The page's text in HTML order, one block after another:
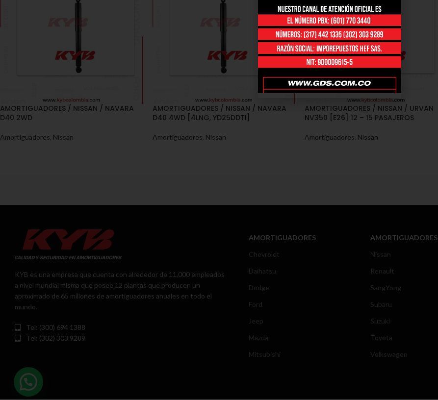
AMORTIGUADORES / NISSAN / NAVARA
D40 2WD
Amortiguadores Nissan
AMORTIGUADORES / NISSAN / NAVARA
D40 4WD [4LNG, YD25DDTI]
Amortiguadores Nissan
AMORTIGUADORES / NISSAN / URVAN
NV350 [E26] 12 – 15 PASAJEROS
Amortiguadores Nissan
KYB es una empresa que cuenta con alrededor de 11,000 empleados
a nivel mundial misma que posee 12 plantas que producen un
aproximado de 65 millones de amortiguadores anuales en todo el
mundo.
Tel: (300) 694 1388
Tel: (302) 303 9289
AMORTIGUADORES
Chevrolet
Daihatsu
Dodge
Ford
Jeep
Mazda
Mitsubishi
AMORTIGUADORES
Nissan
Renault
SangYong
Subaru
Suzuki
Toyota
Volkswagen